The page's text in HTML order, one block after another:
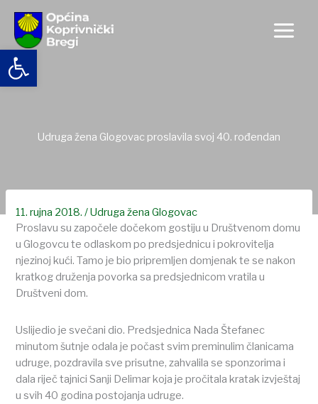
Open toolbar
content
Udruga žena Glogovac proslavila svoj 40. rođendan
11. rujna 2018./Udruga žena Glogovac
Proslavu su započele dočekom gostiju u Društvenom domu
u Glogovcu te odlaskom po predsjednicu i pokrovitelja
njezinoj kući. Tamo je bio pripremljen domjenak te se nakon
kratkog druženja povorka sa predsjednicom vratila u
Društveni dom.
Uslijedio je svečani dio. Predsjednica Nada Štefanec
minutom šutnje odala je počast svim preminulim članicama
udruge, pozdravila sve prisutne, zahvalila se sponzorima i
dala riječ tajnici Sanji Delimar koja je pročitala kratak izvještaj
u svih 40 godina postojanja udruge.